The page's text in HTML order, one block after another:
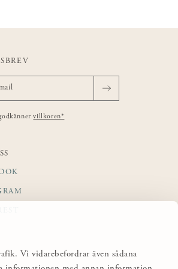
Vi vidarebefordrar även sådana
villkoren*